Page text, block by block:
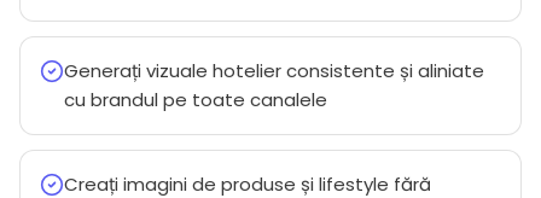
Generați vizuale hotelier consistente și aliniate
cu brandul pe toate canalele
Creați imagini de produse și lifestyle fără